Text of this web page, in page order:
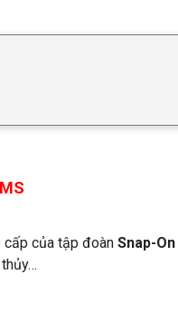
cấp của tập đoàn Snap-On